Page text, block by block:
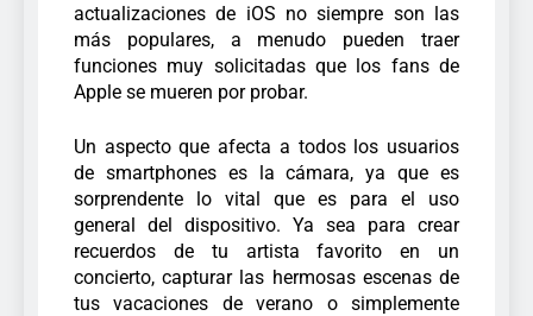
actualizaciones de iOS no siempre son las
más populares, a menudo pueden traer
funciones muy solicitadas que los fans de
Apple se mueren por probar.
Un aspecto que afecta a todos los usuarios
de smartphones es la cámara, ya que es
sorprendente lo vital que es para el uso
general del dispositivo. Ya sea para crear
recuerdos de tu artista favorito en un
concierto, capturar las hermosas escenas de
tus vacaciones de verano o simplemente